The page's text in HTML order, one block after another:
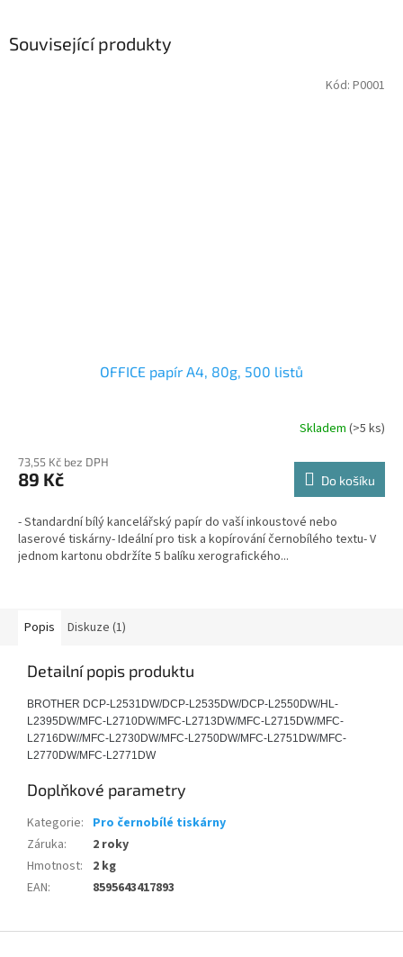
Související produkty
OFFICE papír A4, 80g, 500 listů
Skladem (>5 ks)
73,55 Kč bez DPH
89 Kč Do košíku
- Standardní bílý kancelářský papír do vaší inkoustové nebo
laserové tiskárny- Ideální pro tisk a kopírování černobílého textu- V
jednom kartonu obdržíte 5 balíku xerografického...
Kód: P0001
Popis Diskuze (1)
Detailní popis produktu
BROTHER DCP-L2531DW/DCP-L2535DW/DCP-L2550DW/HL-
L2395DW/MFC-L2710DW/MFC-L2713DW/MFC-L2715DW/MFC-
L2716DW//MFC-L2730DW/MFC-L2750DW/MFC-L2751DW/MFC-
L2770DW/MFC-L2771DW
Doplňkové parametry
Kategorie: Pro černobílé tiskárny
Záruka:
2 roky
Hmotnost:
2 kg
EAN: 8595643417893